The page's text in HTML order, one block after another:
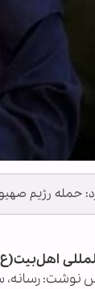
حمله رژیم
اهل‌بیت(ع)
رسانه‌،